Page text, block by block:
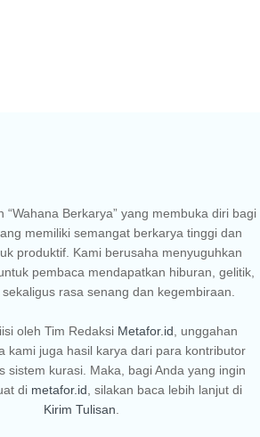
“Wahana Berkarya” yang membuka diri bagi
memiliki semangat berkarya tinggi dan
produktif. Kami berusaha menyuguhkan
pembaca mendapatkan hiburan, gelitik,
rasa senang dan kegembiraan.
oleh Tim Redaksi Metafor.id , unggahan
kami juga hasil karya dari para kontributor
sistem kurasi. Maka, bagi Anda yang ingin
di metafor.id , silakan baca lebih lanjut di
Kirim Tulisan